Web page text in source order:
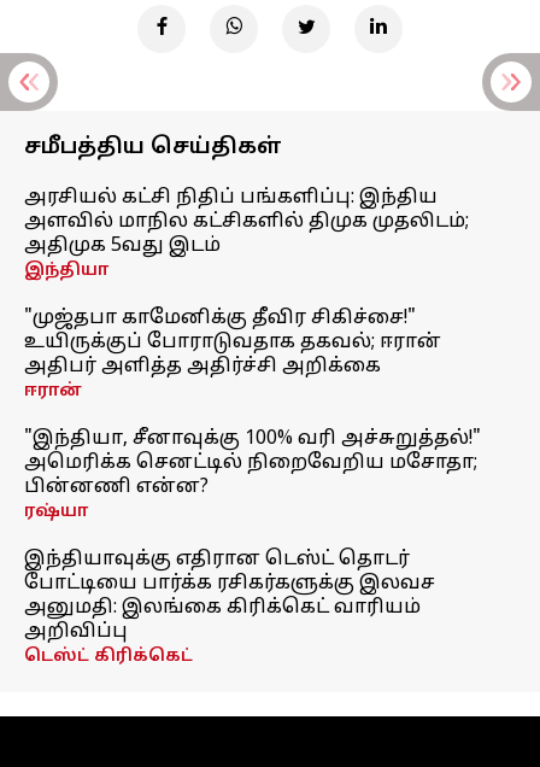
சமீபத்திய செய்திகள்
அரசியல் கட்சி நிதிப் பங்களிப்பு: இந்திய
அளவில் மாநில கட்சிகளில் திமுக முதலிடம்;
அதிமுக 5வது இடம்
இந்தியா
"முஜ்தபா காமேனிக்கு தீவிர சிகிச்சை!"
உயிருக்குப் போராடுவதாக தகவல்; ஈரான்
அதிபர் அளித்த அதிர்ச்சி அறிக்கை
ஈரான்
"இந்தியா, சீனாவுக்கு 100% வரி அச்சுறுத்தல்!"
அமெரிக்க செனட்டில் நிறைவேறிய மசோதா;
பின்னணி என்ன?
ரஷ்யா
இந்தியாவுக்கு எதிரான டெஸ்ட் தொடர்
போட்டியை பார்க்க ரசிகர்களுக்கு இலவச
அனுமதி: இலங்கை கிரிக்கெட் வாரியம்
அறிவிப்பு
டெஸ்ட் கிரிக்கெட்